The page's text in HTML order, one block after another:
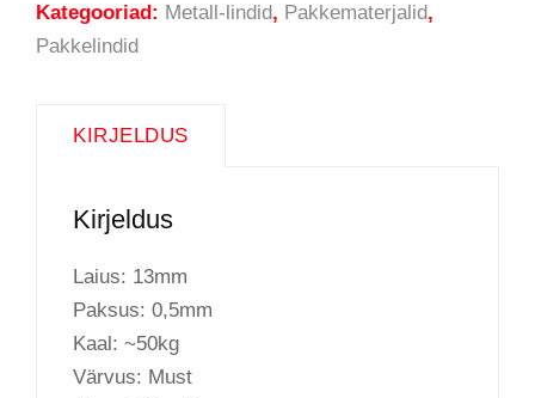
Kategooriad: Metall-lindid, Pakkematerjalid,
Pakkelindid
KIRJELDUS
Kirjeldus
Laius: 13mm
Paksus: 0,5mm
Kaal: ~50kg
Värvus: Must